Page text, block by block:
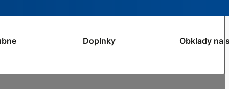
Doplnky Obklady na